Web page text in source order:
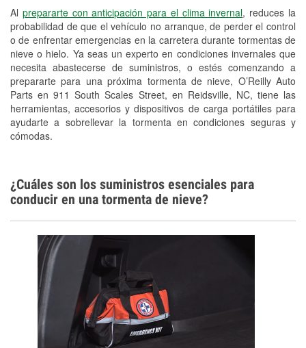
Al prepararte con anticipación para el clima invernal, reduces la
probabilidad de que el vehículo no arranque, de perder el control
o de enfrentar emergencias en la carretera durante tormentas de
nieve o hielo. Ya seas un experto en condiciones invernales que
necesita abastecerse de suministros, o estés comenzando a
prepararte para una próxima tormenta de nieve, O’Reilly Auto
Parts en 911 South Scales Street, en Reidsville, NC, tiene las
herramientas, accesorios y dispositivos de carga portátiles para
ayudarte a sobrellevar la tormenta en condiciones seguras y
cómodas.
Mangueras hidráulicas a la medida
Snowstorm Supplies
Conoce más
¿Cuáles son los suministros esenciales para
conducir en una tormenta de nieve?